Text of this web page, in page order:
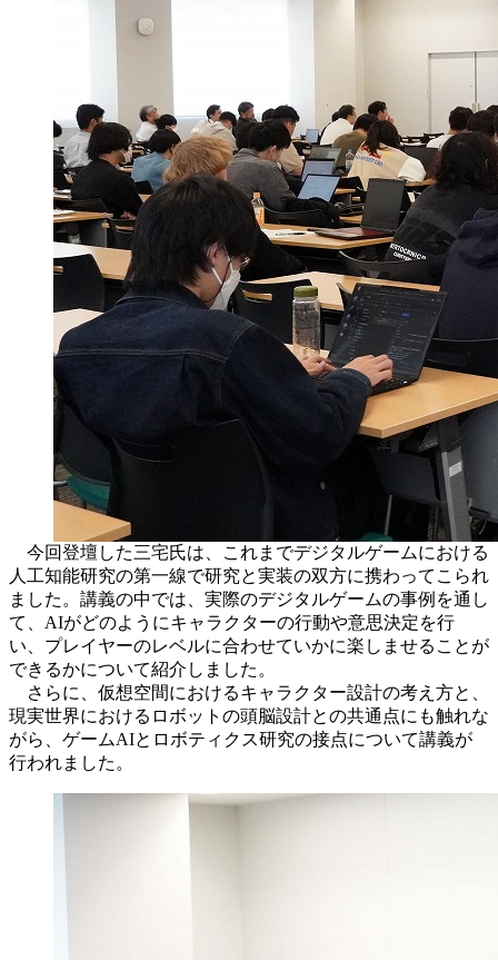
今回登壇した三宅氏は、これまでデジタルゲームにおける
人工知能研究の第一線で研究と実装の双方に携わってこられ
ました。講義の中では、実際のデジタルゲームの事例を通し
て、AIがどのようにキャラクターの行動や意思決定を行
い、プレイヤーのレベルに合わせていかに楽しませることが
できるかについて紹介しました。
さらに、仮想空間におけるキャラクター設計の考え方と、
現実世界におけるロボットの頭脳設計との共通点にも触れな
がら、ゲームAIとロボティクス研究の接点について講義が
行われました。